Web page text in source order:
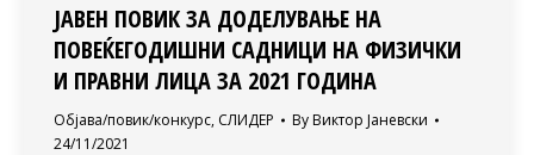
JАВЕН ПОВИК ЗА ДОДЕЛУВАЊЕ НА
ПОВЕЌЕГОДИШНИ САДНИЦИ НА ФИЗИЧКИ
И ПРАВНИ ЛИЦА ЗА 2021 ГОДИНА
Објава/повик/конкурс, СЛИДЕР By Виктор Јаневски
24/11/2021